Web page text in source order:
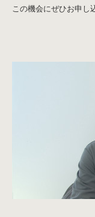
この機会にぜひお申し